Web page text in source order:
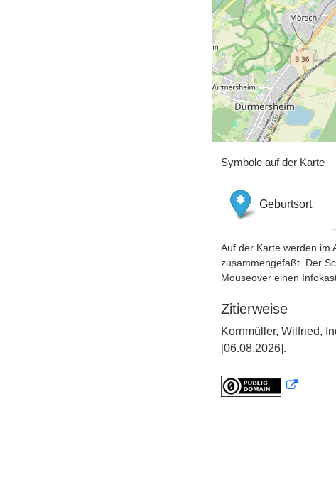
Symbole auf der Karte
Geburtsort
Auf der Karte werden im
zusammengefaßt. Der
Mouseover einen
Zitierweise
Kornmüller, Wilfried,
[06.08.2026].